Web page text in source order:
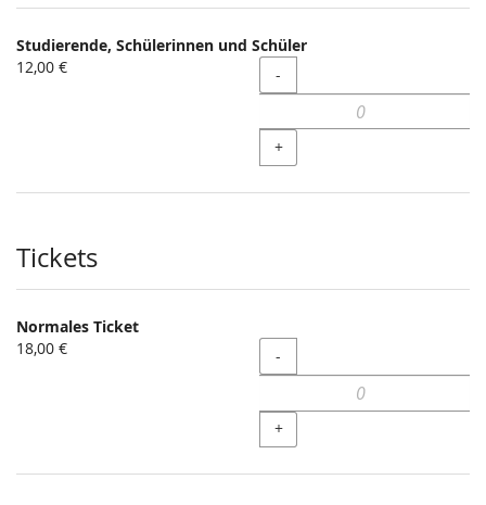
Produkte
Unkategorisierte
Studierende, Schülerinnen und Schüler
12,00 €
Menge
-
+
Tickets
Normales Ticket
18,00 €
Menge
-
+